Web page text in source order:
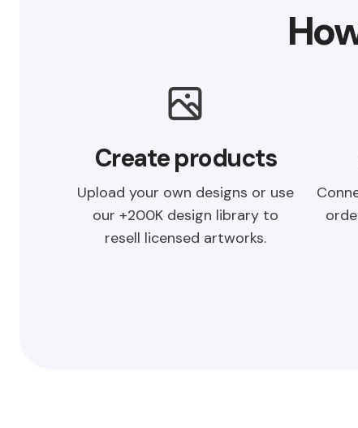
Create products
Upload your own designs or use
our +200K design library to
resell licensed artworks.